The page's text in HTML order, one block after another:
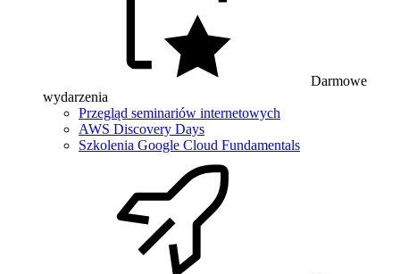
Darmowe
wydarzenia
Przegląd seminariów internetowych
AWS Discovery Days
Szkolenia Google Cloud Fundamentals